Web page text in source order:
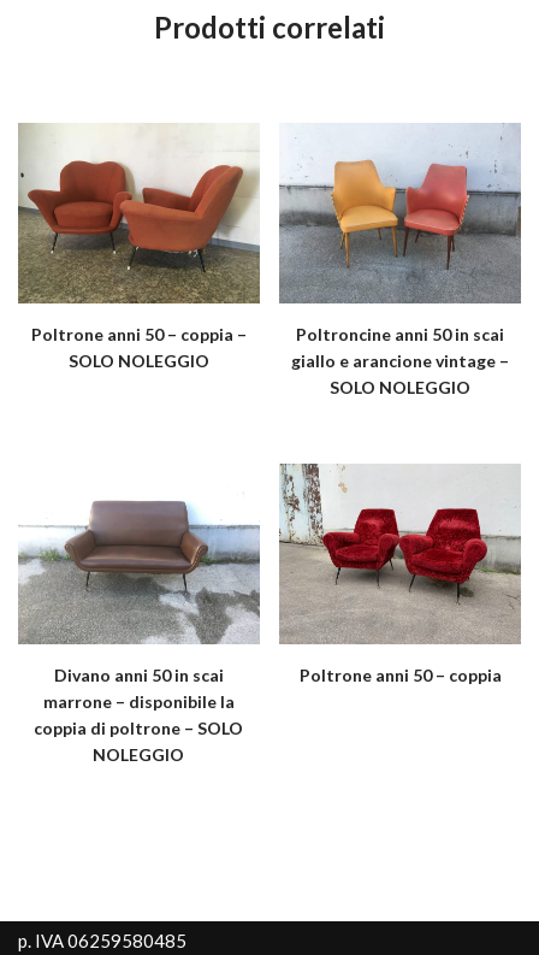
Prodotti correlati
Poltrone anni 50 – coppia –
SOLO NOLEGGIO
Poltroncine anni 50 in scai
giallo e arancione vintage –
SOLO NOLEGGIO
Divano anni 50 in scai
marrone – disponibile la
coppia di poltrone – SOLO
NOLEGGIO
Poltrone anni 50 – coppia
p. IVA 06259580485